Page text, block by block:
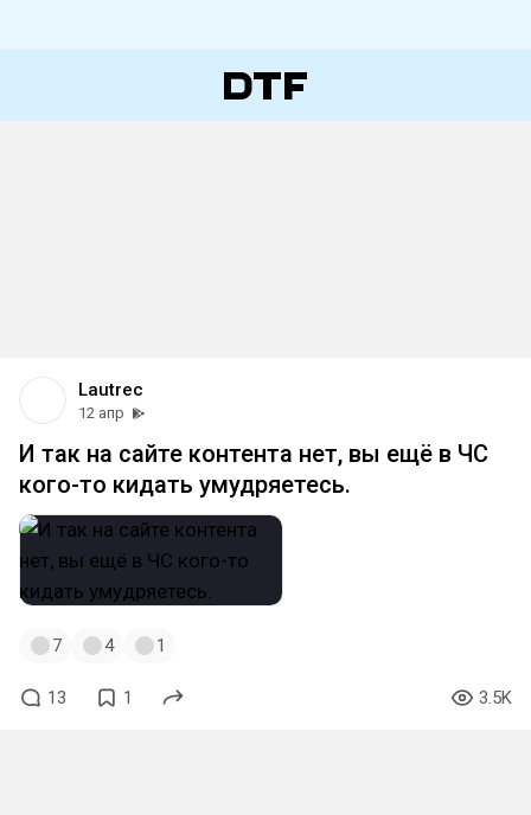
Lautrec
12 апр
И так на сайте контента нет, вы ещё в ЧС
кого-то кидать умудряетесь.
7 4 1
13 1 3.5K